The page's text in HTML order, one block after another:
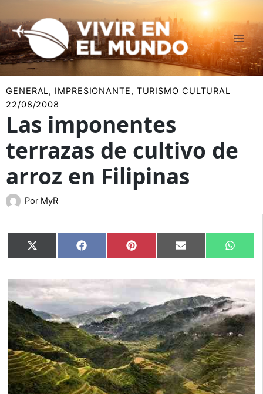
al
contenido
GENERAL, IMPRESIONANTE, TURISMO CULTURAL
22/08/2008
Las imponentes
terrazas de cultivo de
arroz en Filipinas
Por MyR
Compartir
en
X
(Twitter)
Compartir
en
Facebook Compartir
en
Pinterest Compartir
en
Email
en